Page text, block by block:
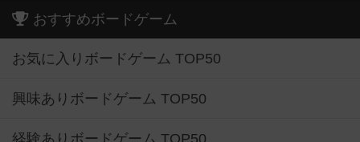
おすすめボードゲーム
お気に入りボードゲーム TOP50
興味ありボードゲーム TOP50